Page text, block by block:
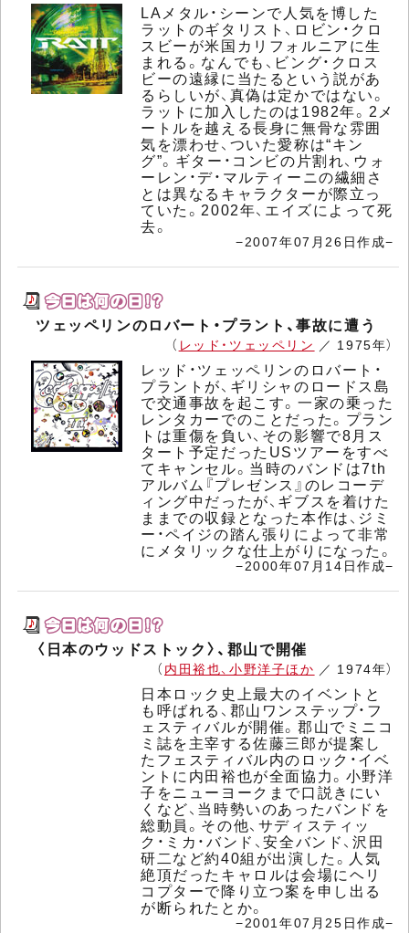
LAメタル・シーンで人気を博した
ラットのギタリスト、ロビン・クロ
スビーが米国カリフォルニアに生
まれる。なんでも、ビング・クロス
ビーの遠縁に当たるという説があ
るらしいが、真偽は定かではない。
ラットに加入したのは1982年。2メ
ートルを越える長身に無骨な雰囲
気を漂わせ、ついた愛称は“キン
グ”。ギター・コンビの片割れ、ウォ
ーレン・デ・マルティーニの繊細さ
とは異なるキャラクターが際立っ
ていた。2002年、エイズによって死
去。
−2007年07月26日作成−
ツェッペリンのロバート・プラント、事故に遭う
（ レッド・ツェッペリン ／ 1975年）
レッド・ツェッペリンのロバート・
プラントが、ギリシャのロードス島
で交通事故を起こす。一家の乗った
レンタカーでのことだった。プラン
トは重傷を負い、その影響で8月ス
タート予定だったUSツアーをすべ
てキャンセル。当時のバンドは7th
アルバム『プレゼンス』のレコーデ
ィング中だったが、ギブスを着けた
ままでの収録となった本作は、ジミ
ー・ペイジの踏ん張りによって非常
にメタリックな仕上がりになった。
−2000年07月14日作成−
〈日本のウッドストック〉、郡山で開催
（ 内田裕也、小野洋子ほか ／ 1974年）
日本ロック史上最大のイベントと
も呼ばれる、郡山ワンステップ・フ
ェスティバルが開催。郡山でミニコ
ミ誌を主宰する佐藤三郎が提案し
たフェスティバル内のロック・イベ
ントに内田裕也が全面協力。小野洋
子をニューヨークまで口説きにい
くなど、当時勢いのあったバンドを
総動員。その他、サディスティッ
ク・ミカ・バンド、安全バンド、沢田
研二など約40組が出演した。人気
絶頂だったキャロルは会場にヘリ
コプターで降り立つ案を申し出る
が断られたとか。
−2001年07月25日作成−